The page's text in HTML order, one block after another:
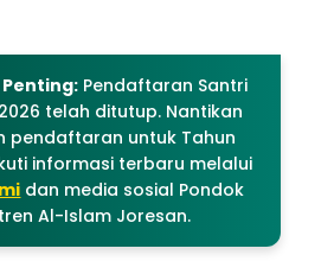
Pendaftaran Santri
telah ditutup. Nantikan
pendaftaran untuk Tahun
informasi terbaru melalui
dan media sosial Pondok
Al-Islam Joresan.